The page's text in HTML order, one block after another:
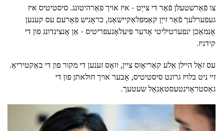
צו פֿאַרשטעלן פֿאַר די צייַט - איז אויך פאַרהיטונג. סיסטיטיס איז
געפערלעך פֿאַר זייַן קאַמפּלאַקיישאַנז, כראָניש פאָרעם עס קענען
אָנמאַכן ינפערטיליטי אָדער פּיעלאָנעפריטיס - אַן אָנצינדונג פון די
קידניז.
עס זאָל היילן אַלע קאַריאָוס ציין, וואָס זענען די מקור פון די באַקטיריאַ.
זיי ניט בלויז גרונט סיסטיטיס, אָבער אויך חולאתן פון די
גאַסטראָוינטעסטאַנאַל שעטעך.